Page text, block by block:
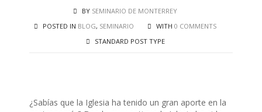
BY SEMINARIO DE MONTERREY
POSTED IN BLOG, SEMINARIO WITH 0 COMMENTS
STANDARD POST TYPE
¿Sabías que la Iglesia ha tenido un gran aporte en la